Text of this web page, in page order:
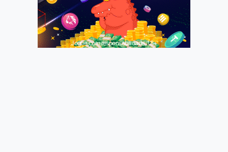
Jogue com responsabilidade. 18+